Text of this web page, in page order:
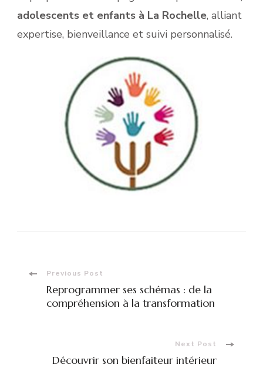
adolescents et enfants à La Rochelle, alliant
expertise, bienveillance et suivi personnalisé.
Post
Navigation
Previous Post
Reprogrammer ses schémas : de la
compréhension à la transformation
Next Post
Découvrir son bienfaiteur intérieur